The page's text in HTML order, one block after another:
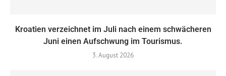
Kroatien verzeichnet im Juli nach einem schwächeren
Juni einen Aufschwung im Tourismus.
3. August 2026